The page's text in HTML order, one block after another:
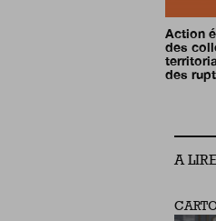
Action
des
des
A